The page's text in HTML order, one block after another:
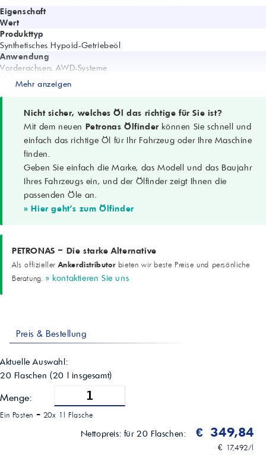
Eigenschaft
Wert
Produkttyp
Synthetisches Hypoid-Getriebeöl
Anwendung
Vorderachsen, AWD-Systeme
Viskositätsklasse
API GL-5
Herstellerspezifikation
FCA 9.55550-DA10
Vertragliche technische Referenz
F060.N15
Dichte bei 15 °C
0,867 g/cm³ (ASTM D4052)
Viskosität bei 100 °C
11,4 mm²/s (cSt) (ASTM D445)
Viskositätsindex
167 (ASTM D2270)
Pourpoint
-54 °C (ASTM D97)
Flammpunkt (Cleveland Open Cup)
Optischer Eindruck
B & C
Verschleißschutz, hohe thermische und oxidative Stabilität
Typische Einsatzgebiete
FCA 9.55550-DA10 Freigabe
Mehr anzeigen
Nicht sicher, welches Öl das richtige für Sie ist?
Mit dem neuen Petronas Ölfinder können Sie schnell und
einfach das richtige Öl für Ihr Fahrzeug oder Ihre Maschine
finden.
Geben Sie einfach die Marke, das Modell und das Baujahr
Ihres Fahrzeugs ein, und der Ölfinder zeigt Ihnen die
passenden Öle an.
» Hier geht's zum Ölfinder
PETRONAS – Die starke Alternative
Als offiziellerAnkerdistributorbieten wir beste Preise und persönliche
Beratung. » kontaktieren Sie uns
Preis & Bestellung
Aktuelle Auswahl:
20 Flaschen (20 l insgesamt)
Menge:
Ein Posten = 20x 1l Flasche
Nettopreis: für 20 Flaschen: € 349,84
€ 17,492/l